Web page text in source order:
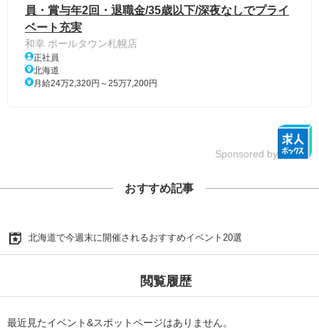
員・賞与年2回・退職金/35歳以下/深夜なしでプライ
ベート充実
和幸 ポールタウン札幌店
正社員
北海道
月給24万2,320円～25万7,200円
Sponsored by
おすすめ記事
北海道で今週末に開催されるおすすめイベント20選
閲覧履歴
最近見たイベント&スポットページはありません。